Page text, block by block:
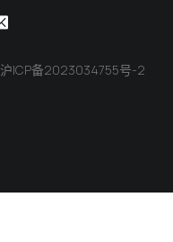
沪ICP备2023034755号-2